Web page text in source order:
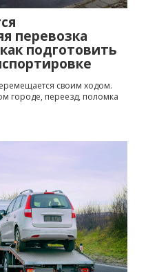
перевозка
подготовить
своим ходом.
городе, переезд, поломка